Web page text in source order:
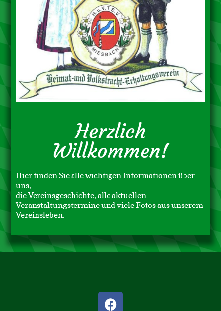
Herzlich
Willkommen!
Hier finden Sie alle wichtigen Informationen über
uns,
die Vereinsgeschichte, alle aktuellen
Veranstaltungstermine und viele Fotos aus unserem
Vereinsleben.